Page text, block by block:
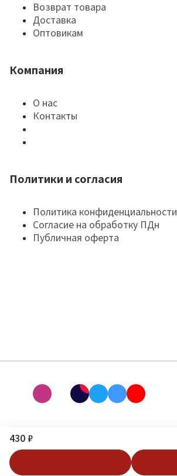
430 ₽
Возврат товара
Доставка
Оптовикам
Компания
О нас
Контакты
Политики и согласия
Политика конфиденциальности
Согласие на обработку ПДн
Публичная оферта